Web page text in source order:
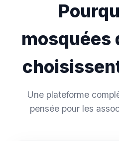
mosquées
Une plateforme
pensée pour les